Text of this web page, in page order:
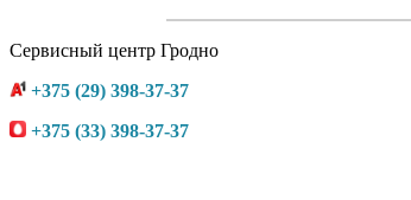
Сервисный центр Гродно
+375 (29) 398-37-37
+375 (33) 398-37-37